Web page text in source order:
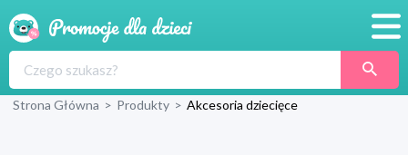
Produkty
Strona Główna > Produkty > Akcesoria dziecięce